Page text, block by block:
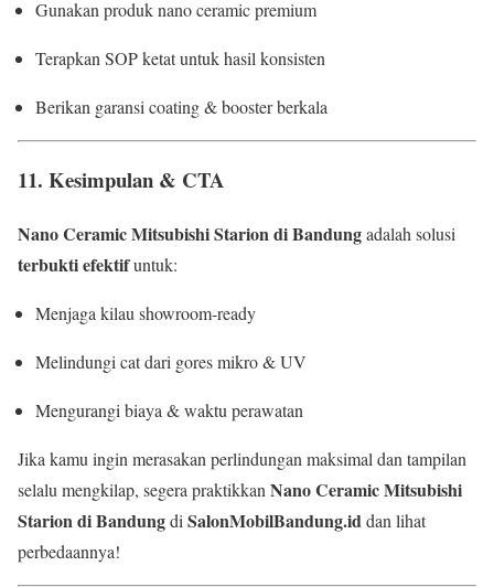
Gunakan produk nano ceramic premium
Terapkan SOP ketat untuk hasil konsisten
Berikan garansi coating & booster berkala
11. Kesimpulan & CTA
Nano Ceramic Mitsubishi Starion di Bandungadalah solusi
terbukti efektifuntuk:
Menjaga kilau showroom-ready
Melindungi cat dari gores mikro & UV
Mengurangi biaya & waktu perawatan
Jika kamu ingin merasakan perlindungan maksimal dan tampilan
selalu mengkilap, segera praktikkan Nano Ceramic Mitsubishi
Starion di Bandungdi SalonMobilBandung.iddan lihat
perbedaannya!